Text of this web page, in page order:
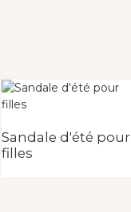
Sandale d'été pour
filles